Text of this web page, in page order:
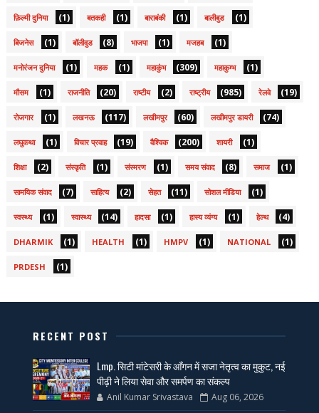
फ़िल्मी दुनिया (1) बतकही (1) बाराबंकी (1) बालीबुड (1)
बिजनेस (1) बॉलीवुड (8) भाजपा (1) मजहब (1)
मनोरंजन दुनिया (1) महक (1) महाकुंभ (309) महाकुम्भ (1)
मौसम (1) राजनीति (20) राष्टीय (2) राष्ट्रीय (985) रेलवे (19)
रोजगार (1) लखनऊ (117) लखीमपुर (60) लखीमपुर डायरी (74)
लघुकथा (1) विचार प्रवाह (19) वैश्विक (200) शायरी (1)
शिक्षा (2) संस्कृति (1) संस्मरण (1) समय संवाद (8) समाज (1)
सामयिक संवाद (7) साहित्य (2) सेहत (11) सोशल मीडिया (1)
स्वस्थ्य (1) स्वास्थ्य (14) हादसा (1) हास्य व्यंग्य (1) हेल्थ (4)
DHARMIK (1) HEALTH (1) HMPV (1) NATIONAL (1)
PRDESH (1)
RECENT POST
Lmp. सिटी मांटेसरी के आँगन में सजा नेतृत्व का मुकुट, नई
पीढ़ी ने लिया सेवा और समर्पण का संकल्प
Anil Kumar Srivastava Aug 06, 2026